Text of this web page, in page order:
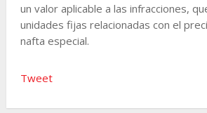
un valor aplicable a las infracciones,
unidades fijas relacionadas con el
nafta especial.
Tweet